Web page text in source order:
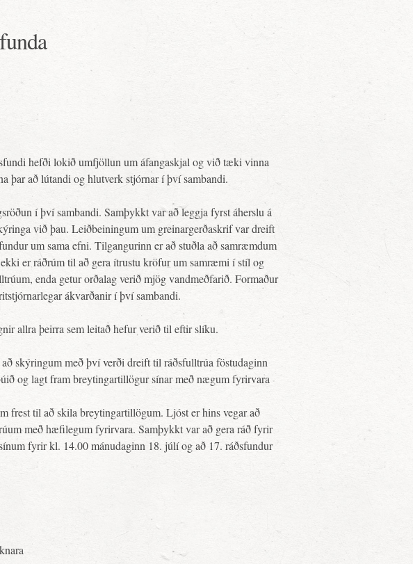
hefði lokið umfjöllun um áfangaskjal og við tæki vinna
þar að lútandi og hlutverk stjórnar í því sambandi.
í því sambandi. Samþykkt var að leggja fyrst áherslu á
við þau. Leiðbeiningum um greinargerðaskrif var dreift
um sama efni. Tilgangurinn er að stuðla að samræmdum
er ráðrúm til að gera ítrustu kröfur um samræmi í stíl og
enda getur orðalag verið mjög vandmeðfarið. Formaður
ákvarðanir í því sambandi.
allra þeirra sem leitað hefur verið til eftir slíku.
skýringum með því verði dreift til ráðsfulltrúa föstudaginn
og lagt fram breytingartillögur sínar með nægum fyrirvara
frest til að skila breytingartillögum. Ljóst er hins vegar að
með hæfilegum fyrirvara. Samþykkt var að gera ráð fyrir
fyrir kl. 14.00 mánudaginn 18. júlí og að 17. ráðsfundur